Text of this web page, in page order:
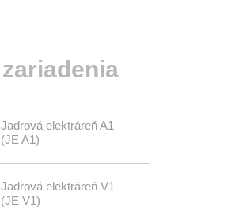
zariadenia
Jadrová elektráreň A1
(JE A1)
Jadrová elektráreň V1
(JE V1)